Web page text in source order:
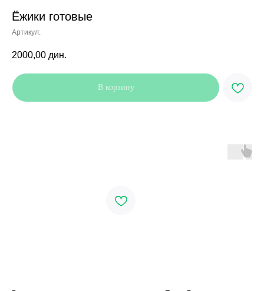
Ёжики готовые
Артикул:
2000,00 дин.
В корзину